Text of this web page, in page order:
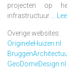
projecten op
infrastructuur ...
Overige websites:
OrigineleHuizen.nl
GeoDomeDesign.nl